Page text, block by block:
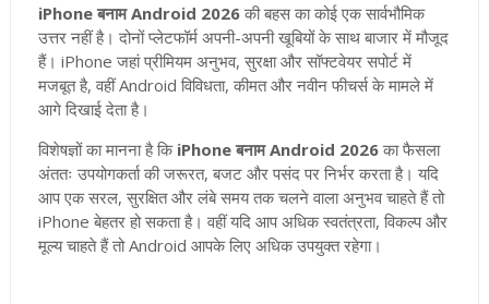
iPhone बनाम Android 2026की बहस का कोई एक सार्वभौमिक
उत्तर नहीं है। दोनों प्लेटफॉर्म अपनी-अपनी खूबियों के साथ बाजार में मौजूद
हैं। iPhone जहां प्रीमियम अनुभव, सुरक्षा और सॉफ्टवेयर सपोर्ट में
मजबूत है, वहीं Android विविधता, कीमत और नवीन फीचर्स के मामले में
आगे दिखाई देता है।
विशेषज्ञों का मानना है कि iPhone बनाम Android 2026का फैसला
अंततः उपयोगकर्ता की जरूरत, बजट और पसंद पर निर्भर करता है। यदि
आप एक सरल, सुरक्षित और लंबे समय तक चलने वाला अनुभव चाहते हैं तो
iPhone बेहतर हो सकता है। वहीं यदि आप अधिक स्वतंत्रता, विकल्प और
मूल्य चाहते हैं तो Android आपके लिए अधिक उपयुक्त रहेगा।